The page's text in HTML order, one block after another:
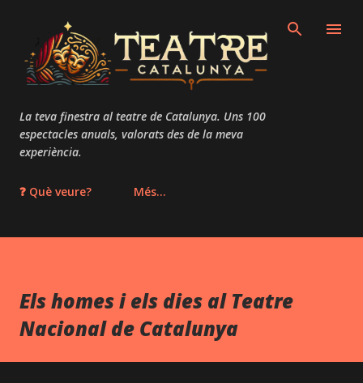
La teva finestra al teatre de Catalunya. Uns 100
espectacles anuals, valorats des de la meva
experiència.
❓ Què veure? Més…
Els homes i els dies al Teatre
Nacional de Catalunya